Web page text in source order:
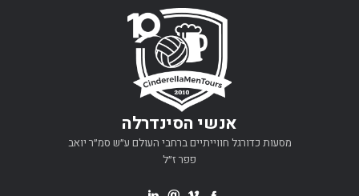
אנשי הסינדרלה
מסעות כדורגל חווייתיים ברחבי העולם ע״ש סמ״ר יואב
פפר ז״ל